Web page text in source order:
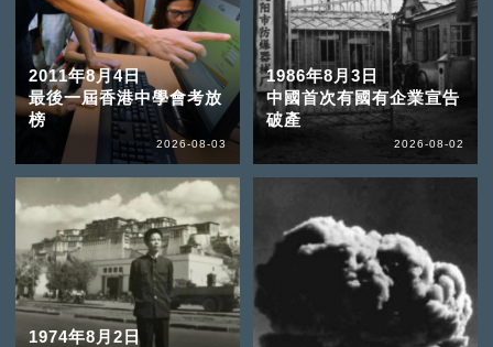
2011年8月4日
最後一屆香港中學會考放
榜
2026-08-03
1986年8月3日
中國首次有國有企業宣告
破產
2026-08-02
1974年8月2日